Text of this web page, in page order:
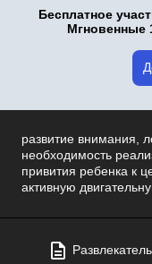
Бесплатное
Мгновенные
развитие внимания,
необходимость
привития ребенка к
активную